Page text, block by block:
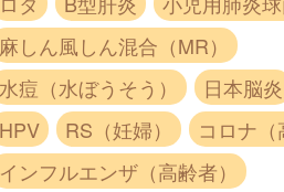
麻しん風しん混合（MR）
水痘（水ぼうそう）
日本脳炎
HPV
RS（妊婦）
コロナ
インフルエンザ（高齢者）